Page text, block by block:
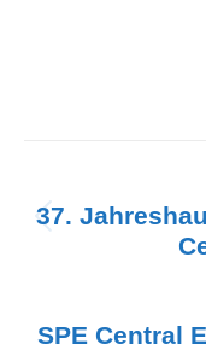
37.
SPE Central